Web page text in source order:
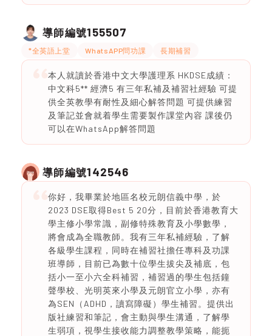
導師編號155507
*全英語上堂 WhatsAPP問功課 長期補習
本人就讀於香港中文大學護理系 HKDSE成績：
中文科5** 經濟5 有三年私補及補習社經驗 可提
供全英教學有耐性及細心解答問題 可提供練習
及筆記並會就着學生需要製作課堂內容 課後仍
可以在WhatsApp解答問題
導師編號142546
你好，我畢業於地區名校元朗信義中學，於
2023 DSE取得Best 5 20分，目前於香港教育大
學主修小學常識，副修特殊教育及小學數學，
將會成為全職教師。我有三年私補經驗，了解
各級學生課程，同時在補習社擔任專科及功課
班導師，目前已為數十位學生拔尖及補底，包
括小一至小六全科補習，補習過的學生包括鐘
聲學校、光明英來小學及元朗官立小學，亦有
為SEN（ADHD，讀寫障礙）學生補習。提供出
版社練習和筆記，會主動與學生溝通，了解學
生弱項，視學生接收能力調整教學策略，能扼